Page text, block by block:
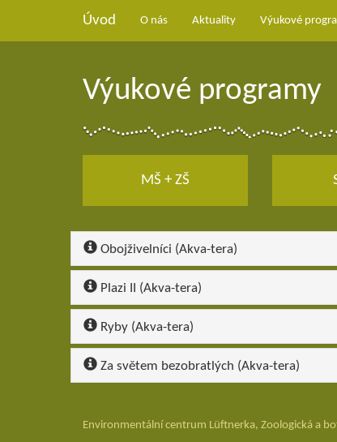
Úvod O nás Aktuality Výukové
Výukové programy
MŠ + ZŠ
Obojživelníci (Akva-tera)
Plazi II (Akva-tera)
Ryby (Akva-tera)
Za světem bezobratlých (Akva-tera)
Environmentální centrum Lüftnerka, Zoologická a